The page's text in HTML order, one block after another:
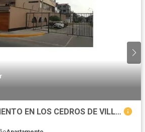
LINDO DEPARTAMENTO EN LOS CEDROS DE VILLA CHORRILLOS